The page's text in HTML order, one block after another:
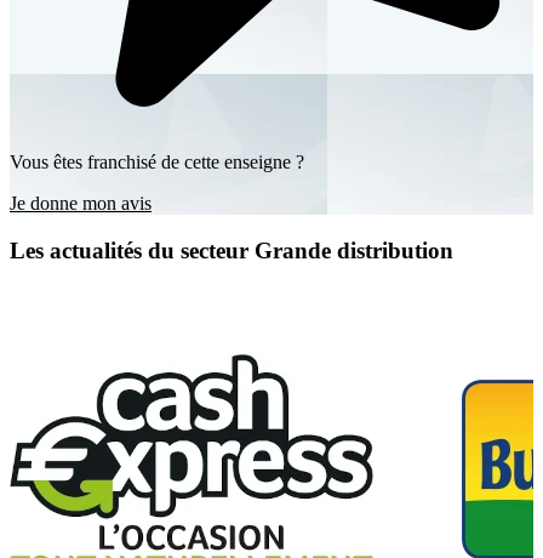
Vous êtes franchisé de cette enseigne ?
Je donne mon avis
Les actualités du secteur Grande distribution